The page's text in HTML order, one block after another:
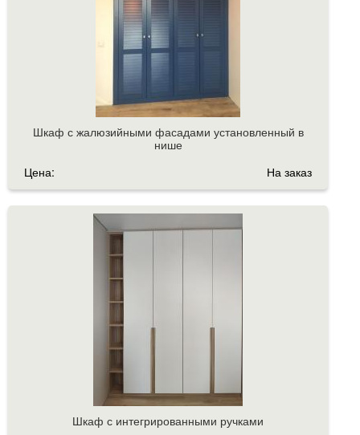
Шкаф с жалюзийными фасадами установленный в
нише
Цена:
На заказ
Шкаф с интегрированными ручками